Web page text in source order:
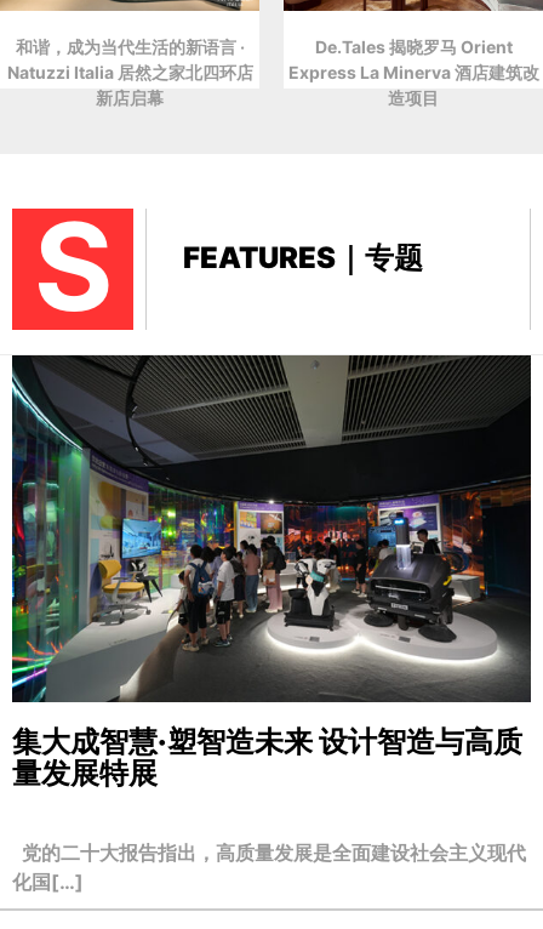
和谐，成为当代生活的新语言 ·
Natuzzi Italia 居然之家北四环店
新店启幕
De.Tales 揭晓罗马 Orient
Express La Minerva 酒店建筑改
造项目
S FEATURES｜专题
集大成智慧·塑智造未来设计智造与高质
量发展特展
党的二十大报告指出，高质量发展是全面建设社会主义现代
化国[…]